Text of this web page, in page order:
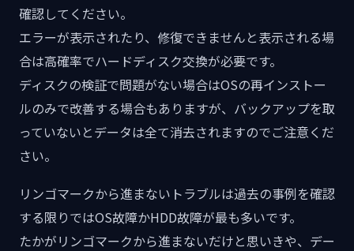
確認してください。
エラーが表示されたり、修復できませんと表示される場
合は高確率でハードディスク交換が必要です。
ディスクの検証で問題がない場合はOSの再インストー
ルのみで改善する場合もありますが、バックアップを取
っていないとデータは全て消去されますのでご注意くだ
さい。
リンゴマークから進まないトラブルは過去の事例を確認
する限りではOS故障かHDD故障が最も多いです。
たかがリンゴマークから進まないだけと思いきや、デー